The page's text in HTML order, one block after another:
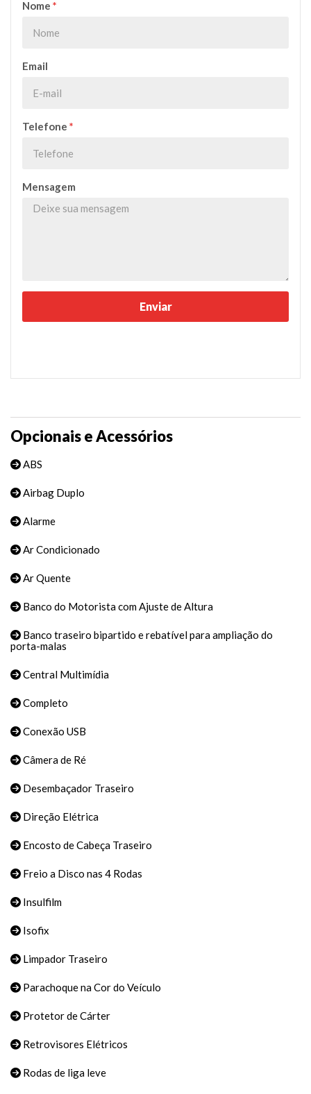
Nome *
Email
Telefone *
Mensagem
Opcionais e Acessórios
ABS
Airbag Duplo
Alarme
Ar Condicionado
Ar Quente
Banco do Motorista com Ajuste de Altura
Banco traseiro bipartido e rebatível para ampliação do
porta-malas
Central Multimídia
Completo
Conexão USB
Câmera de Ré
Desembaçador Traseiro
Direção Elétrica
Encosto de Cabeça Traseiro
Freio a Disco nas 4 Rodas
Insulfilm
Isofix
Limpador Traseiro
Parachoque na Cor do Veículo
Protetor de Cárter
Retrovisores Elétricos
Rodas de liga leve